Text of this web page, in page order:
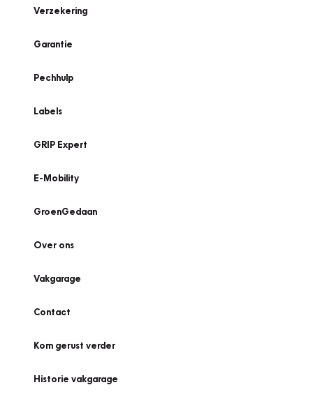
Verzekering
Garantie
Pechhulp
Labels
GRIP Expert
E-Mobility
GroenGedaan
Over ons
Vakgarage
Contact
Kom gerust verder
Historie vakgarage